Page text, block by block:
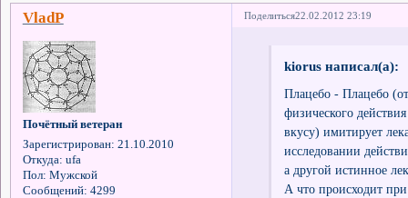
Поделиться22.02.2012 23:19
VladP
Почётный ветеран
Зарегистрирован: 21.10.2010
Откуда: ufa
Пол: Мужской
Сообщений: 4299
kiorus написал(а):
Плацебо - Плацебо
физического
вкусу) имитирует
исследовании
а другой истинное
А что происходит